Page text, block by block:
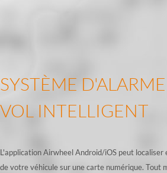
SYSTÈME
VOL INTELLIGENT
L'application Airwheel Android/iOS peut localiser
de votre véhicule sur une carte numérique. Tout